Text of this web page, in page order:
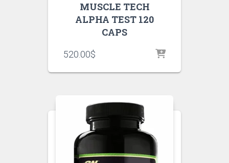
MUSCLE TECH
ALPHA TEST 120
CAPS
520.00$